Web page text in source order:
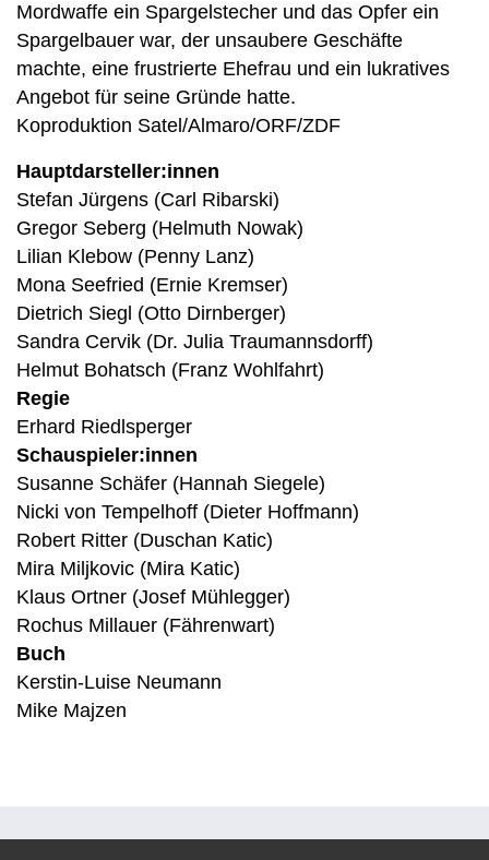
Mordwaffe ein Spargelstecher und das Opfer ein
Spargelbauer war, der unsaubere Geschäfte
machte, eine frustrierte Ehefrau und ein lukratives
Angebot für seine Gründe hatte.
Koproduktion Satel/Almaro/ORF/ZDF
Hauptdarsteller:innen
Stefan Jürgens (Carl Ribarski)
Gregor Seberg (Helmuth Nowak)
Lilian Klebow (Penny Lanz)
Mona Seefried (Ernie Kremser)
Dietrich Siegl (Otto Dirnberger)
Sandra Cervik (Dr. Julia Traumannsdorff)
Helmut Bohatsch (Franz Wohlfahrt)
Regie
Erhard Riedlsperger
Schauspieler:innen
Susanne Schäfer (Hannah Siegele)
Nicki von Tempelhoff (Dieter Hoffmann)
Robert Ritter (Duschan Katic)
Mira Miljkovic (Mira Katic)
Klaus Ortner (Josef Mühlegger)
Rochus Millauer (Fährenwart)
Buch
Kerstin-Luise Neumann
Mike Majzen